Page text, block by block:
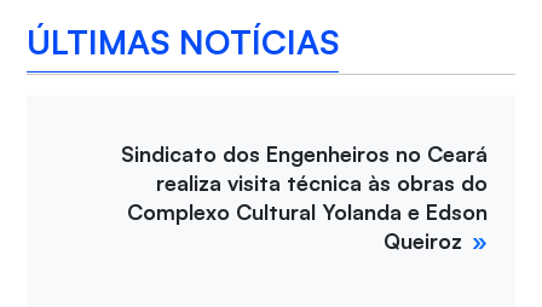
ÚLTIMAS NOTÍCIAS
Sindicato dos Engenheiros no Ceará
realiza visita técnica às obras do
Complexo Cultural Yolanda e Edson
Queiroz